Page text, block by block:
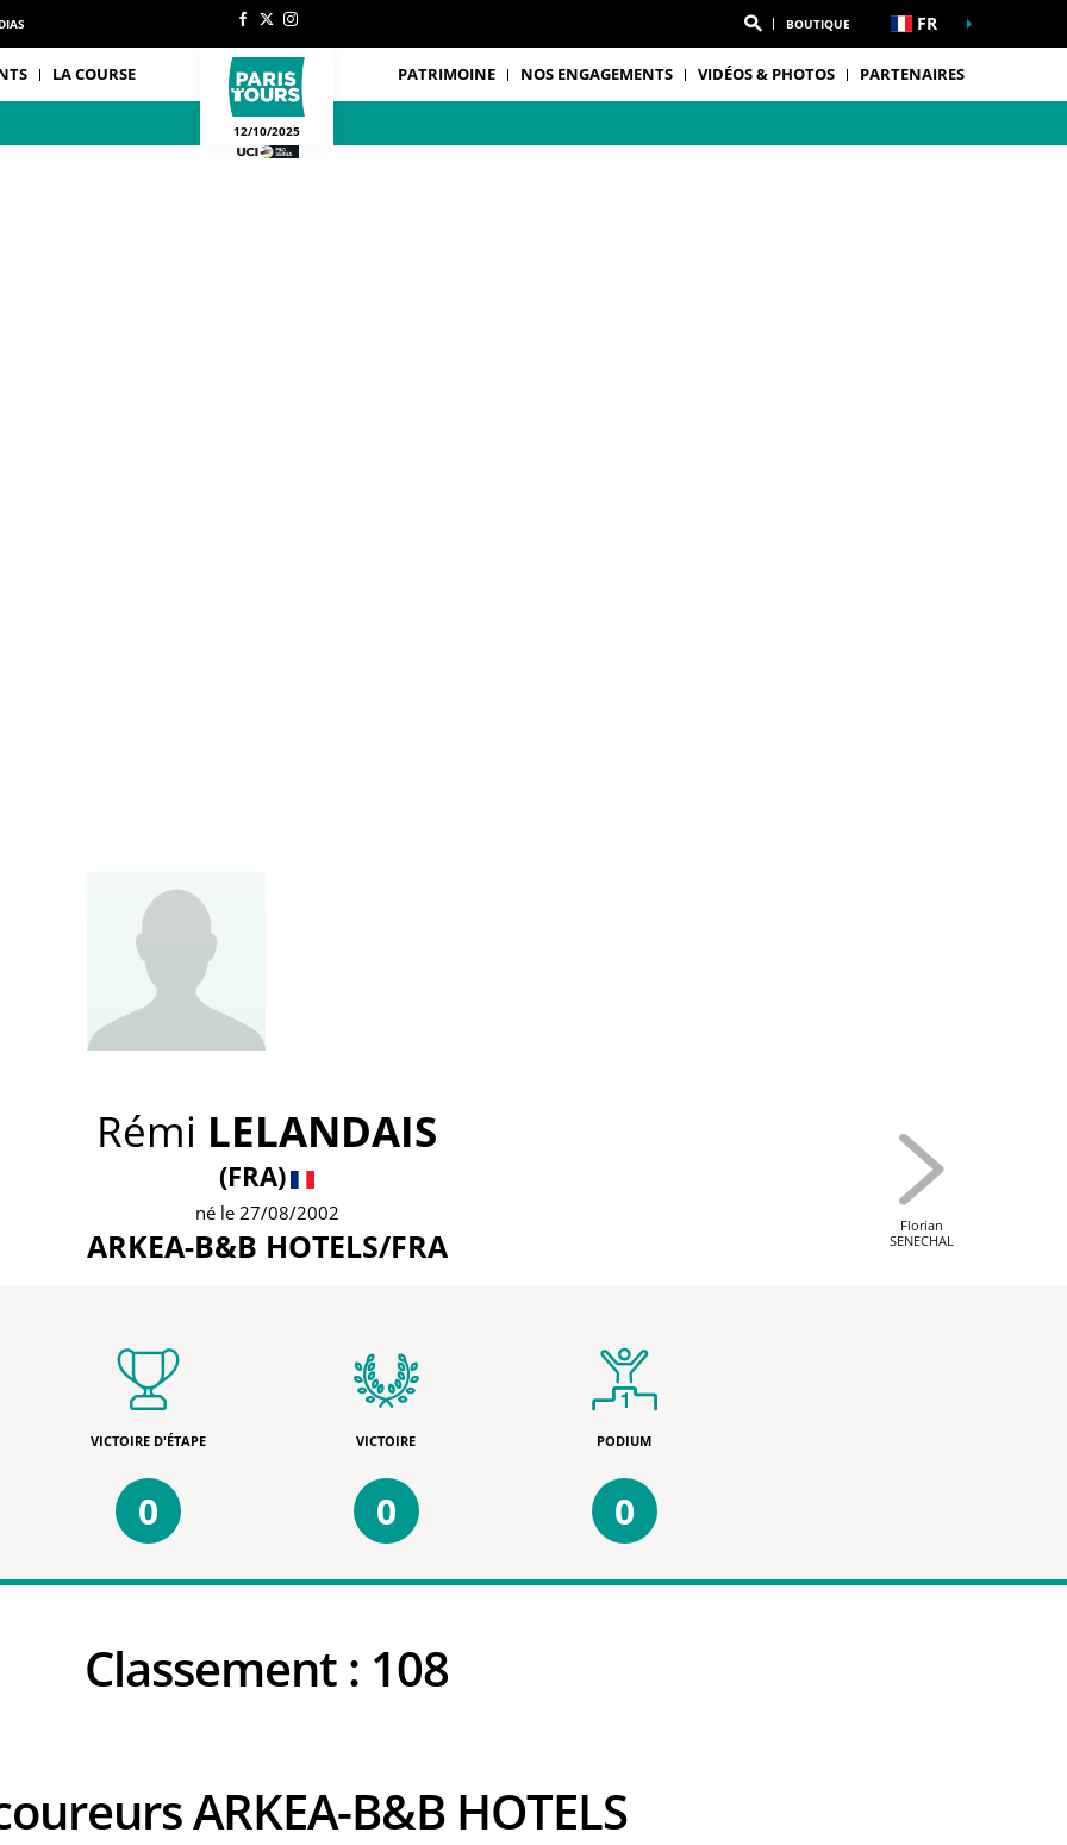
BOUTIQUE FR
LA COURSE
12/10/2025
PATRIMOINE NOS ENGAGEMENTS VIDÉOS & PHOTOS PARTENAIRES
Rémi LELANDAIS
(FRA)
né le 27/08/2002
ARKEA-B&B HOTELS/FRA
Florian
SENECHAL
VICTOIRE D'ÉTAPE
0
VICTOIRE
0
PODIUM
0
Classement : 108
coureurs ARKEA-B&B HOTELS